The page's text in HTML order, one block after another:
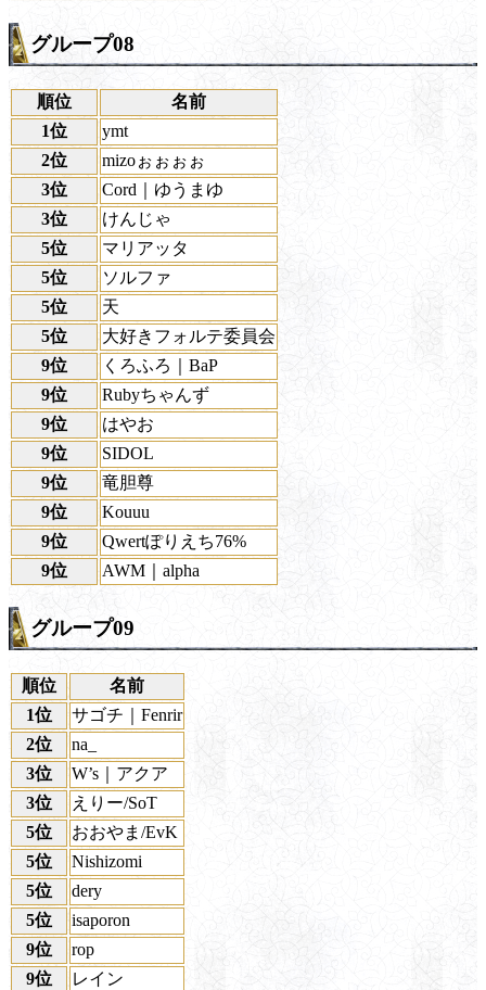
グループ08
順位
名前
1位
ymt
2位
mizoぉぉぉぉ
3位
Cord｜ゆうまゆ
3位
けんじゃ
5位
マリアッタ
5位
ソルファ
5位
天
5位
大好きフォルテ委員会
9位
くろふろ｜BaP
9位
Rubyちゃんず
9位
はやお
9位
SIDOL
9位
竜胆尊
9位
Kouuu
9位
Qwertぽりえち76%
9位
AWM｜alpha
グループ09
順位
名前
1位
サゴチ｜Fenrir
2位
na_
3位
W’s｜アクア
3位
えりー/SoT
5位
おおやま/EvK
5位
Nishizomi
5位
dery
5位
isaporon
9位
rop
9位
レイン